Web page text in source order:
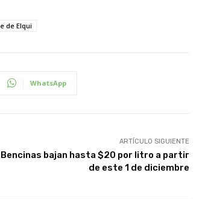
de Elqui
WhatsApp
ARTÍCULO SIGUIENTE
Bencinas bajan hasta $20 por litro a partir
de este 1 de diciembre